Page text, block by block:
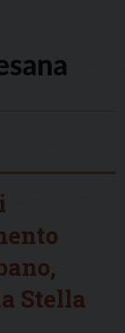
Stella